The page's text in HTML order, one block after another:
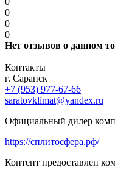
0
0
0
Нет отзывов о данном
Контакты
г. Саранск
+7 (953) 977-67-66
saratovklimat@yandex.ru
Официальный дилер
https://сплитосфера.рф/
Контент предоставлен